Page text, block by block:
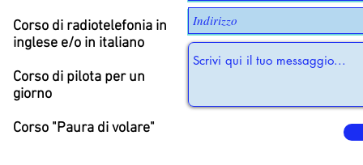
Corso di radiotelefonia in
inglese e/o in italiano
Corso di pilota per un
giorno
Corso "Paura di volare"